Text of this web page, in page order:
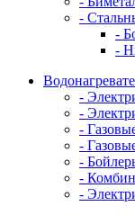
-
-
-
-
-
-
-
-
-
-